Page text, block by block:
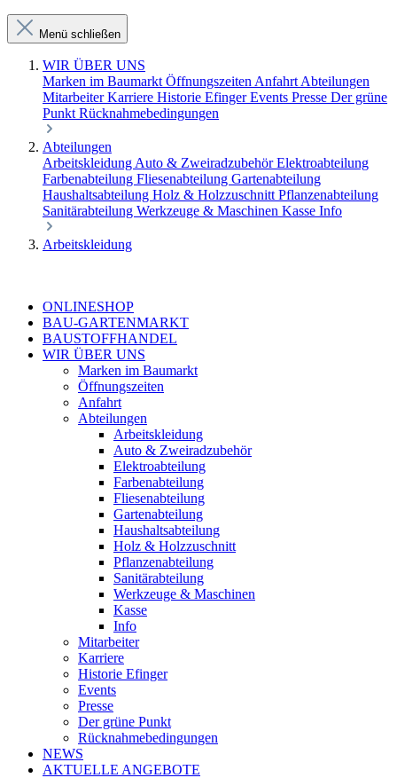
Menü schließen
WIR ÜBER UNS
Marken im Baumarkt Öffnungszeiten Anfahrt Abteilungen
MitarbeiterKarriere Historie EfingerEvents Presse Der grüne
Punkt Rücknahmebedingungen
Abteilungen
Arbeitskleidung Auto & ZweiradzubehörElektroabteilung
Farbenabteilung Fliesenabteilung Gartenabteilung
Haushaltsabteilung Holz & Holzzuschnitt Pflanzenabteilung
Sanitärabteilung Werkzeuge & Maschinen Kasse Info
Arbeitskleidung
ONLINESHOP
BAU-GARTENMARKT
BAUSTOFFHANDEL
WIR ÜBER UNS
Marken im Baumarkt
Öffnungszeiten
Anfahrt
Abteilungen
Arbeitskleidung
Auto & Zweiradzubehör
Elektroabteilung
Farbenabteilung
Fliesenabteilung
Gartenabteilung
Haushaltsabteilung
Holz & Holzzuschnitt
Pflanzenabteilung
Sanitärabteilung
Werkzeuge & Maschinen
Kasse
Info
Mitarbeiter
Karriere
Historie Efinger
Events
Presse
Der grüne Punkt
Rücknahmebedingungen
NEWS
AKTUELLE ANGEBOTE